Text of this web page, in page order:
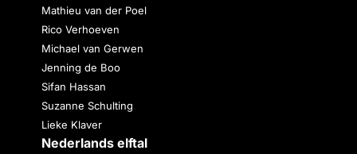
Mathieu van der Poel
Rico Verhoeven
Michael van Gerwen
Jenning de Boo
Sifan Hassan
Suzanne Schulting
Lieke Klaver
Nederlands elftal